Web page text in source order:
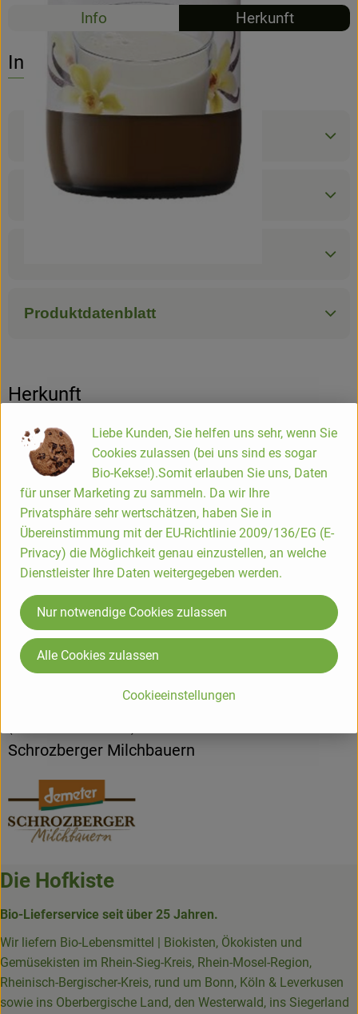
Info Herkunft
Info
Zutaten
Produktdatenblatt
Herkunft
Hersteller: Schrozberger Milchbauern
Deutschland
Molkereigenossenschaft Hohenlohe-Franken eG
Schrozberger Milchbauern
- Demeter Pionier seit 1974
- Fachhandelsmarke
- Joghurt wird langzeitgesäuert, Herstellung ohne
Milchpulver
- Genossenschaftsmolkerei
Schrozberger Milchbauern
Die Hofkiste
Bio-Lieferservice seit über 25 Jahren.
Wir liefern Bio-Lebensmittel | Biokisten, Ökokisten und
Gemüsekisten im Rhein-Sieg-Kreis, Rhein-Mosel-Region,
Rheinisch-Bergischer-Kreis, rund um Bonn, Köln & Leverkusen
sowie ins Oberbergische Land, den Westerwald, ins Siegerland
Liebe Kunden, Sie helfen uns sehr, wenn Sie
Cookies zulassen (bei uns sind es sogar
Bio-Kekse!).Somit erlauben Sie uns, Daten
für unser Marketing zu sammeln. Da wir Ihre
Privatsphäre sehr wertschätzen, haben Sie in
Übereinstimmung mit der EU-Richtlinie 2009/136/EG (E-
Privacy) die Möglichkeit genau einzustellen, an welche
Dienstleister Ihre Daten weitergegeben werden.
Cookieeinstellungen
Nur notwendige Cookies zulassen
Alle Cookies zulassen